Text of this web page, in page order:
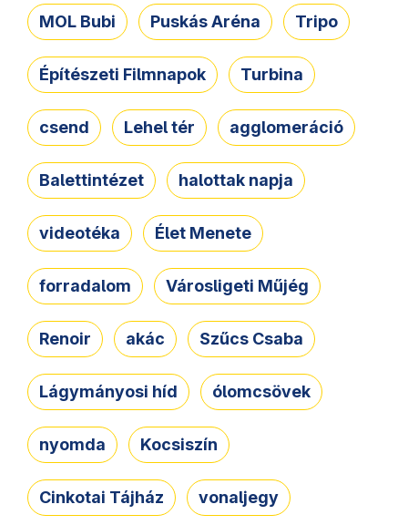
MOL Bubi Puskás Aréna Tripo
Építészeti Filmnapok Turbina
csend Lehel tér agglomeráció
Balettintézet halottak napja
videotéka Élet Menete
forradalom Városligeti Műjég
Renoir akác Szűcs Csaba
Lágymányosi híd ólomcsövek
nyomda Kocsiszín
Cinkotai Tájház vonaljegy